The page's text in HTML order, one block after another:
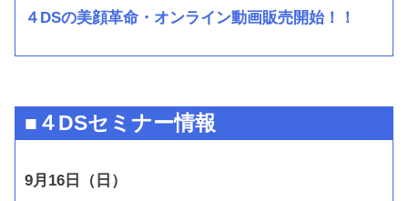
４DSの美顔革命・オンライン動画販売開始！！
■４DSセミナー情報
9月16日（日）